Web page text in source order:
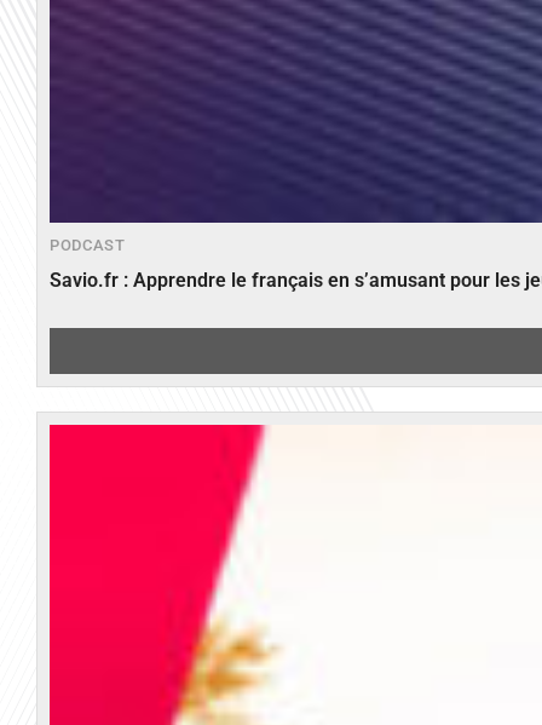
PODCAST
Savio.fr : Apprendre le français en s’amusant pour les